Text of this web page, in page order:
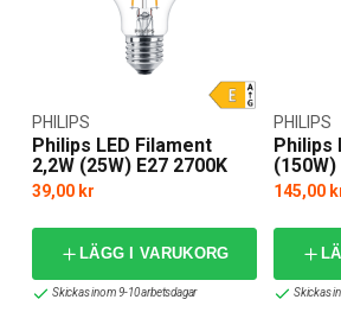
Philips LED Filament
2,2W (25W) E27 2700K
PHILIPS
39,00 kr
LÄGG I VARUKORG
Skickas inom 9-10 arbetsdagar
Philips
(150W)
PHILIPS
145,00
Skickas